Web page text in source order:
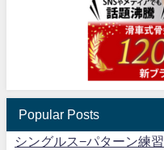
Popular Posts
シングルス−パターン練習